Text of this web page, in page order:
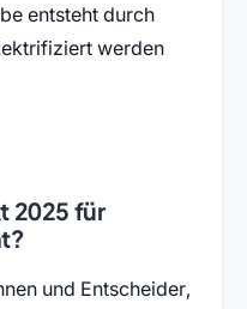
entsteht durch
werden
2025 für
und Entscheider,